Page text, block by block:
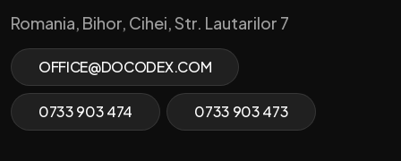
Romania, Bihor, Cihei, Str. Lautarilor 7
OFFICE@DOCODEX.COM
0733 903 474 0733 903 473